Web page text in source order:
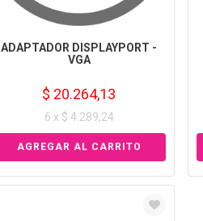
ADAPTADOR DISPLAYPORT -
VGA
$ 20.264,13
6 x $ 4.289,24